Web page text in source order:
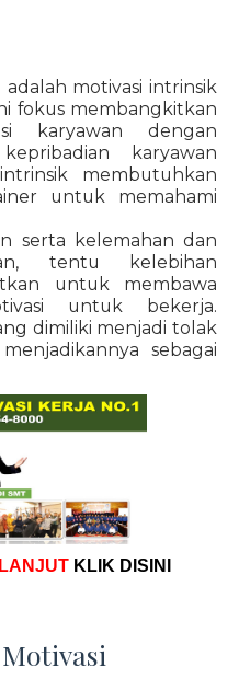
motivasi intrinsik
fokus membangkitkan
karyawan dengan
karyawan
membutuhkan
untuk memahami
serta kelemahan dan
tentu kelebihan
untuk membawa
untuk bekerja.
dimiliki menjadi tolak
sebagai
KLIK DISINI